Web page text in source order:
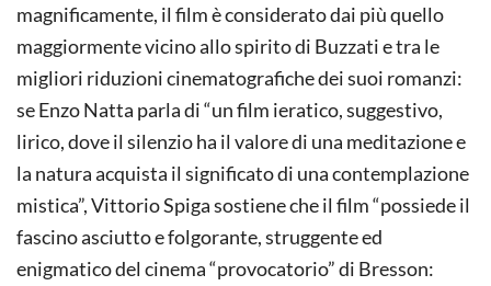
magnificamente, il film è considerato dai più quello
maggiormente vicino allo spirito di Buzzati e tra le
migliori riduzioni cinematografiche dei suoi romanzi:
se Enzo Natta parla di “un film ieratico, suggestivo,
lirico, dove il silenzio ha il valore di una meditazione e
la natura acquista il significato di una contemplazione
mistica”, Vittorio Spiga sostiene che il film “possiede il
fascino asciutto e folgorante, struggente ed
enigmatico del cinema “provocatorio” di Bresson: